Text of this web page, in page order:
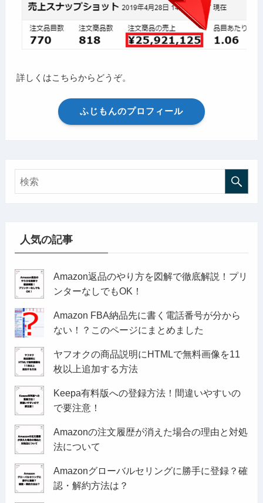
詳しくはこちらからどうぞ。
ふじもんのプロフィール
人気の記事
Amazon返品のやり方を図解で徹底解説！プリ
ンターなしでもOK！
Amazon FBA納品先に書く電話番号が分から
ない！？このページにまとめました
ヤフオクの商品説明にHTMLで無料画像を11
枚以上追加する方法
Keepa有料版への登録方法！間違いやすいの
で要注意！
Amazonの注文履歴が消えた場合の理由と対処
法について
Amazonグローバルセリングに勝手に登録？確
認・解約方法は？